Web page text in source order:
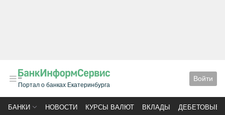
Портал о банках Екатеринбурга
Войти
БАНКИ НОВОСТИ КУРСЫ ВАЛЮТ ВКЛАДЫ ДЕБЕТОВЫЕ